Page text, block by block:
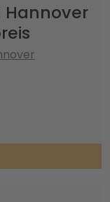
Hannover